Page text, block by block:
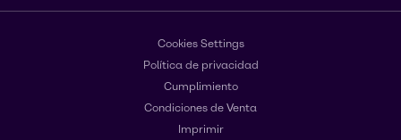
Cookies Settings
Política de privacidad
Cumplimiento
Condiciones de Venta
Imprimir